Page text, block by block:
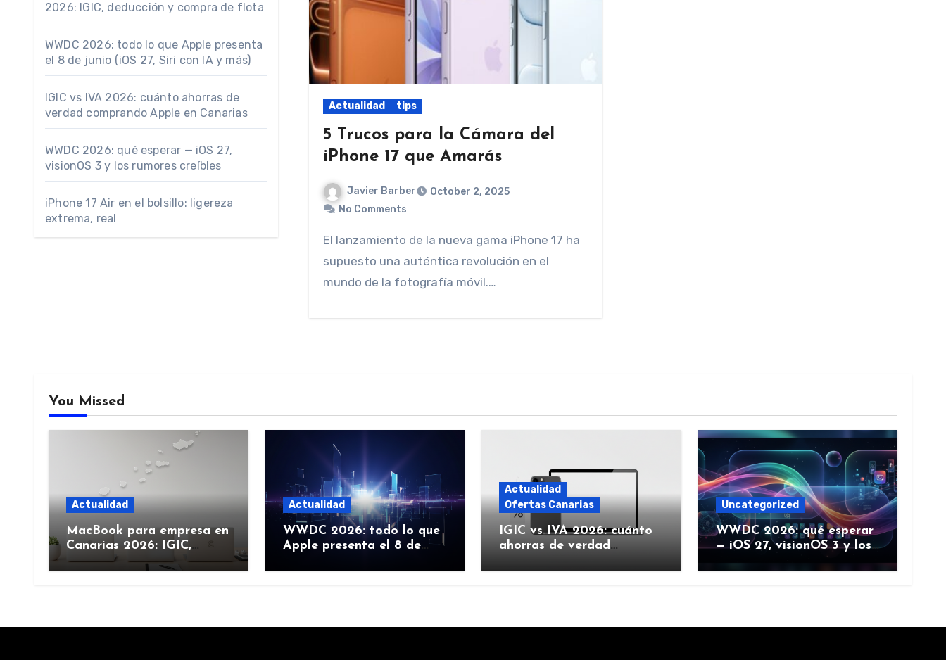
2026: IGIC, deducción y compra de flota
WWDC 2026: todo lo que Apple presenta
el 8 de junio (iOS 27, Siri con IA y más)
IGIC vs IVA 2026: cuánto ahorras de
verdad comprando Apple en Canarias
WWDC 2026: qué esperar — iOS 27,
visionOS 3 y los rumores creíbles
iPhone 17 Air en el bolsillo: ligereza
extrema, real
Actualidad tips
5 Trucos para la Cámara del
iPhone 17 que Amarás
Javier Barber
October 2, 2025
No Comments
El lanzamiento de la nueva gama iPhone 17 ha
supuesto una auténtica revolución en el
mundo de la fotografía móvil.…
You Missed
Actualidad
MacBook para empresa en
Canarias 2026: IGIC,
deducción y compra de
flota
Actualidad
WWDC 2026: todo lo que
Apple presenta el 8 de
más)
Actualidad
Ofertas Canarias
IGIC vs IVA 2026: cuánto
ahorras de verdad
Canarias
Uncategorized
WWDC 2026: qué esperar
— iOS 27, visionOS 3 y los
rumores creíbles